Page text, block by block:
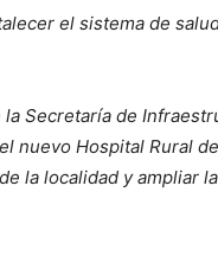
el sistema de
Secretaría de
nuevo Hospital Rural
la localidad y ampliar